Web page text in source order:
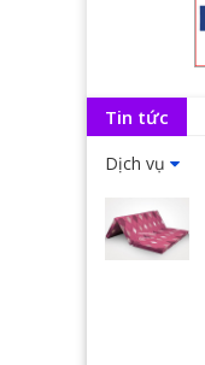
Tin tức
Dịch vụ